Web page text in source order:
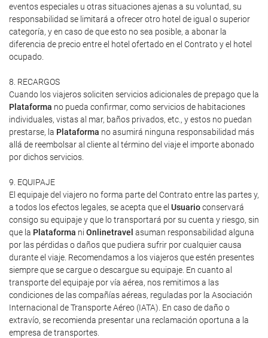
eventos especiales u otras situaciones ajenas a su voluntad, su
responsabilidad se limitará a ofrecer otro hotel de igual o superior
categoría, y en caso de que esto no sea posible, a abonar la
diferencia de precio entre el hotel ofertado en el Contrato y el hotel
ocupado.
8. RECARGOS
Cuando los viajeros soliciten servicios adicionales de prepago que la
Plataforma no pueda confirmar, como servicios de habitaciones
individuales, vistas al mar, baños privados, etc., y estos no puedan
prestarse, la Plataforma no asumirá ninguna responsabilidad más
allá de reembolsar al cliente al término del viaje el importe abonado
por dichos servicios.
9. EQUIPAJE
El equipaje del viajero no forma parte del Contrato entre las partes y,
a todos los efectos legales, se acepta que el Usuarioconservará
consigo su equipaje y que lo transportará por su cuenta y riesgo, sin
que la Plataforma ni Onlinetravel asuman responsabilidad alguna
por las pérdidas o daños que pudiera sufrir por cualquier causa
durante el viaje. Recomendamos a los viajeros que estén presentes
siempre que se cargue o descargue su equipaje. En cuanto al
transporte del equipaje por vía aérea, nos remitimos a las
condiciones de las compañías aéreas, reguladas por la Asociación
Internacional de Transporte Aéreo (IATA). En caso de daño o
extravío, se recomienda presentar una reclamación oportuna a la
empresa de transportes.